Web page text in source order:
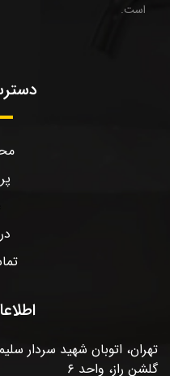
است.
تهران، اتوبان شهید سردار
گلشن راز، واحد ۶